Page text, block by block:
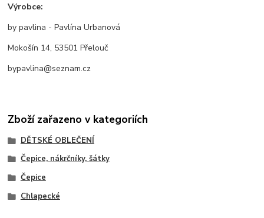
Výrobce:
by pavlina - Pavlína Urbanová
Mokošín 14, 53501 Přelouč
bypavlina@seznam.cz
Zboží zařazeno v kategoriích
DĚTSKÉ OBLEČENÍ
Čepice, nákrčníky, šátky
Čepice
Chlapecké